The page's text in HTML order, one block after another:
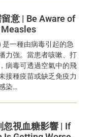
意 | Be Aware of
是一種由病毒引起的急
力強。當患者咳嗽、打
病毒可透過空氣中的飛
接種疫苗或缺乏免疫力
染…
忽視血糖影響 | If